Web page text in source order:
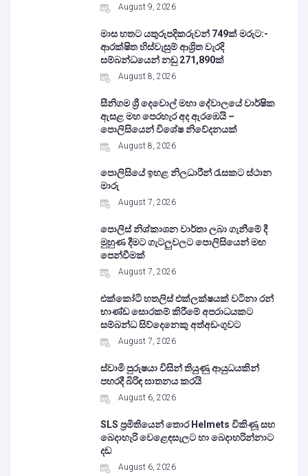
August 9, 2026
මාස හතට යතුරුපදිකරුවන් 749ක් මරුට:-
ආරක්ෂිත හිස්වැසුම් ආශ්‍රිත වැරදි
සම්බන්ධයෙන් නඩු 271,890ක්
August 8, 2026
සීනිගම ශ්‍රී දෙවොල් මහා දේවාලයේ වාර්ෂික
ඇසළ මහ පෙරහැර අද ඇරඹෙයි –
පොලිසියෙන් විශේෂ නිවේදනයක්
August 8, 2026
පොලිසියේ ඉහළ නිලධාරීන් රැසකට ස්ථාන
මාරු
August 7, 2026
පොලිස් නිශ්කාශන වාර්තා ලබා ගැනීමේ දී
මුහුණ දීමට ගැටලුවලට පොලිසියෙන් මඟ
පෙන්වීමක්
August 7, 2026
එක්කෝටි හතලිස් එක්ලක්ෂයක් වටිනා රන්
භාණ්ඩ සොරකම් කිරීමේ අපරාධයකට
සම්බන්ධ සිව්දෙනෙකු අත්අඩංගුවට
August 7, 2026
ස්වාමි පුරුෂයා විසින් තියුණු ආයුධයකින්
පහරදී බිරිඳ ඝාතනය කරයි
August 6, 2026
SLS ප්‍රමිතියෙන් තොර Helmets විකිණූ සහ
බෙදාහැරි වෙළෙඳසැලට හා බෙදාහරින්නාට
දඩ
August 6, 2026